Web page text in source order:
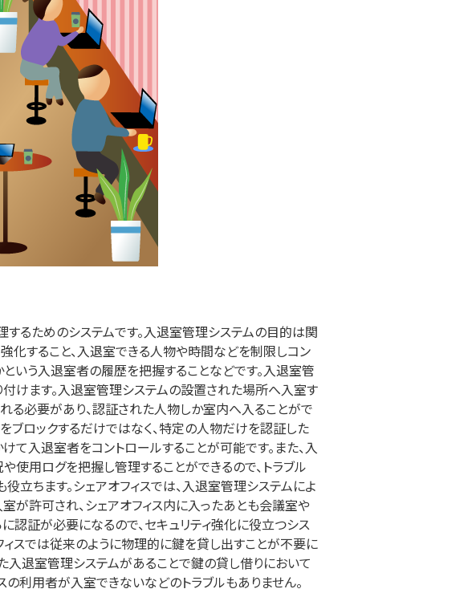
るためのシステムです。入退室管理システムの目的は関
すること、入退室できる人物や時間などを制限しコン
かという入退室者の履歴を把握することなどです。入退室管
けます。入退室管理システムの設置された場所へ入室す
る必要があり、認証された人物しか室内へ入ることがで
ロックするだけではなく、特定の人物だけを認証した
入退室者をコントロールすることが可能です。また、入
用ログを把握し管理することができるので、トラブル
ちます。シェアオフィスでは、入退室管理システムによ
が許可され、シェアオフィス内に入ったあとも会議室や
証が必要になるので、セキュリティ強化に役立つシス
スでは従来のように物理的に鍵を貸し出すことが不要に
入退室管理システムがあることで鍵の貸し借りにおいて
の利用者が入室できないなどのトラブルもありません。